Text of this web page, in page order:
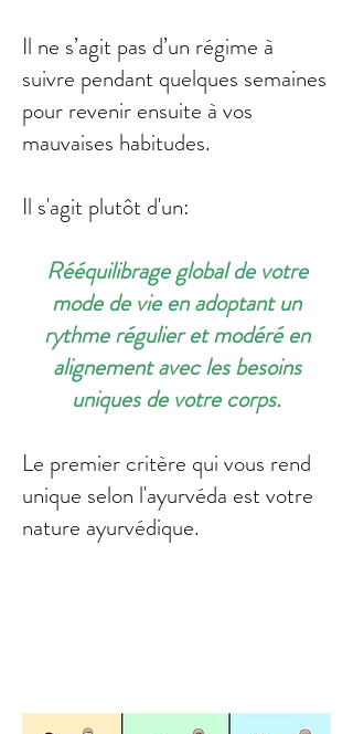
Il ne s’agit pas d’un régime à
suivre pendant quelques semaines
pour revenir ensuite à vos
mauvaises habitudes.
Il s'agit plutôt d'un:
Rééquilibrage global de votre
mode de vie en adoptant un
rythme régulier et modéré en
alignement avec les besoins
uniques de votre corps.
Le premier critère qui vous rend
unique selon l'ayurvéda est votre
nature ayurvédique.